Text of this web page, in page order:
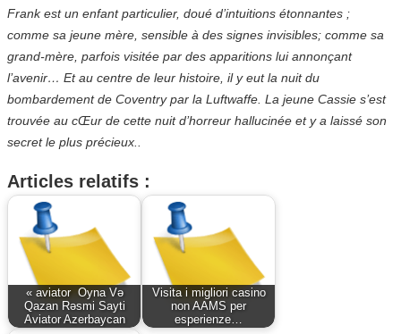
Frank est un enfant particulier, doué d’intuitions étonnantes ;
comme sa jeune mère, sensible à des signes invisibles; comme sa
grand-mère, parfois visitée par des apparitions lui annonçant
l’avenir… Et au centre de leur histoire, il y eut la nuit du
bombardement de Coventry par la Luftwaffe. La jeune Cassie s’est
trouvée au cŒur de cette nuit d’horreur hallucinée et y a laissé son
secret le plus précieux..
Articles relatifs :
« aviator ️ Oyna Və
Qazan Rəsmi Sayti
Aviator Azerbaycan
Visita i migliori casino
non AAMS per
esperienze…